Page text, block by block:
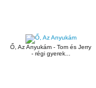
Ő, Az Anyukám - Tom és Jerry
- régi gyerek...